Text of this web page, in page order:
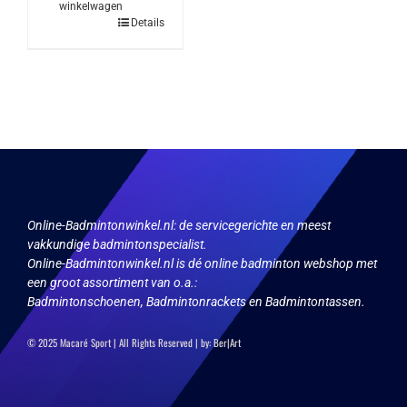
winkelwagen
Details
Online-Badmintonwinkel.nl:de servicegerichte en meest
vakkundige badmintonspecialist.
Online-Badmintonwinkel.nl is dé online badminton webshop met
een groot assortiment van o.a.:
Badmintonschoenen, Badmintonrackets en Badmintontassen.
© 2025 Macaré Sport | All Rights Reserved | by:Ber|Art